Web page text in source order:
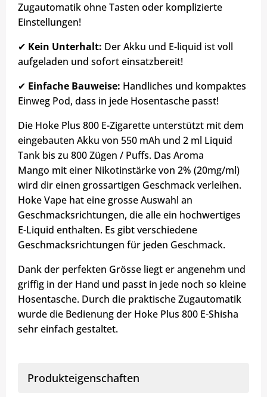
Zugautomatik ohne Tasten oder komplizierte
Einstellungen!
✔ Kein Unterhalt: Der Akku und E-liquid ist voll
aufgeladen und sofort einsatzbereit!
✔ Einfache Bauweise: Handliches und kompaktes
Einweg Pod, dass in jede Hosentasche passt!
Die Hoke Plus 800 E-Zigarette unterstützt mit dem
eingebauten Akku von 550 mAh und 2 ml Liquid
Tank bis zu 800 Zügen / Puffs. Das Aroma
Mango mit einer Nikotinstärke von 2% (20mg/ml)
wird dir einen grossartigen Geschmack verleihen.
Hoke Vape hat eine grosse Auswahl an
Geschmacksrichtungen, die alle ein hochwertiges
E-Liquid enthalten. Es gibt verschiedene
Geschmacksrichtungen für jeden Geschmack.
Dank der perfekten Grösse liegt er angenehm und
griffig in der Hand und passt in jede noch so kleine
Hosentasche. Durch die praktische Zugautomatik
wurde die Bedienung der Hoke Plus 800 E-Shisha
sehr einfach gestaltet.
Produkteigenschaften